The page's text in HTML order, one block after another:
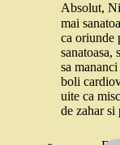
Absolut,
mai
ca oriunde
sanatoasa,
sa
boli
uite ca
de zahar si